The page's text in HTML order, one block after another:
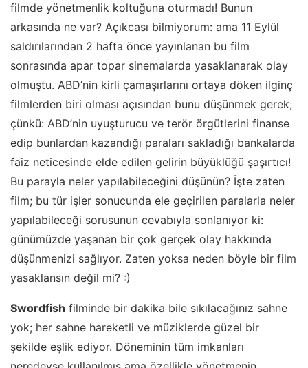
filmde yönetmenlik koltuğuna oturmadı! Bunun
arkasında ne var? Açıkcası bilmiyorum: ama 11 Eylül
saldırılarından 2 hafta önce yayınlanan bu film
sonrasında apar topar sinemalarda yasaklanarak olay
olmuştu. ABD’nin kirli çamaşırlarını ortaya döken ilginç
filmlerden biri olması açısından bunu düşünmek gerek;
çünkü: ABD’nin uyuşturucu ve terör örgütlerini finanse
edip bunlardan kazandığı paraları sakladığı bankalarda
faiz neticesinde elde edilen gelirin büyüklüğü şaşırtıcı!
Bu parayla neler yapılabileceğini düşünün? İşte zaten
film; bu tür işler sonucunda ele geçirilen paralarla neler
yapılabileceği sorusunun cevabıyla sonlanıyor ki:
günümüzde yaşanan bir çok gerçek olay hakkında
düşünmenizi sağlıyor. Zaten yoksa neden böyle bir film
yasaklansın değil mi? :)
Swordfish filminde bir dakika bile sıkılacağınız sahne
yok; her sahne hareketli ve müziklerde güzel bir
şekilde eşlik ediyor. Döneminin tüm imkanları